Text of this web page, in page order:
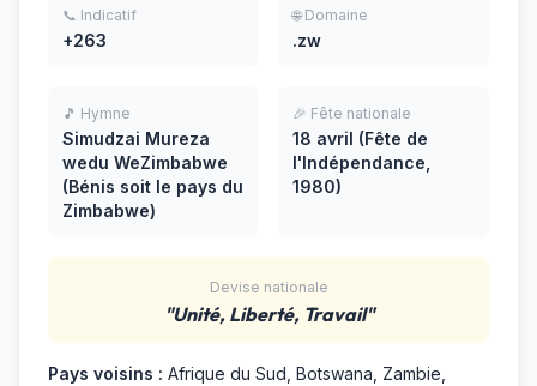
📞 Indicatif
+263
🌐 Domaine
.zw
🎵 Hymne
Simudzai Mureza
wedu WeZimbabwe
(Bénis soit le pays du
Zimbabwe)
🎉 Fête nationale
18 avril (Fête de
l'Indépendance,
1980)
Devise nationale
"Unité, Liberté, Travail"
Pays voisins : Afrique du Sud, Botswana, Zambie,